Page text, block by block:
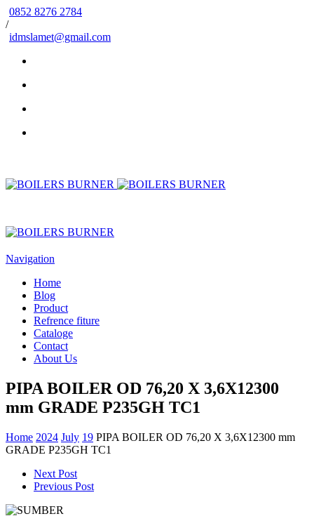
0852 8276 2784
/
idmslamet@gmail.com
Navigation
Home
Blog
Product
Refrence fiture
Cataloge
Contact
About Us
PIPA BOILER OD 76,20 X 3,6X12300
mm GRADE P235GH TC1
Home 2024 July 19 PIPA BOILER OD 76,20 X 3,6X12300 mm
GRADE P235GH TC1
Next Post
Previous Post